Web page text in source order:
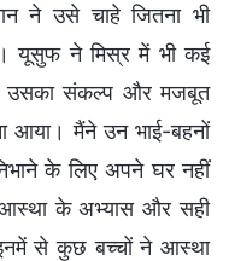
ने उसे चाहे जितना भी
यूसुफ ने मिस्र में भी कई
उसका संकल्प और मजबूत
आया। मैंने उन भाई-बहनों
के लिए अपने घर नहीं
के अभ्यास और सही
से कुछ बच्चों ने आस्था